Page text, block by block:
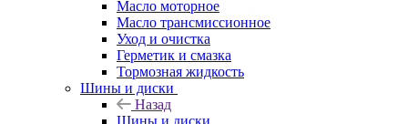
Масло моторное
Масло трансмиссионное
Уход и очистка
Герметик и смазка
Тормозная жидкость
Шины и диски
Назад
Шины и диски